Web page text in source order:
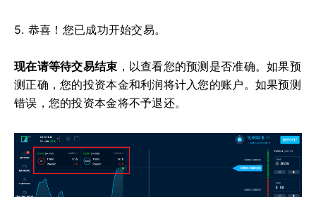
5. 恭喜！您已成功开始交易。
现在请等待交易结束 ，以查看您的预测是否准确。如果预
测正确，您的投资本金和利润将计入您的账户。如果预测
错误，您的投资本金将不予退还。